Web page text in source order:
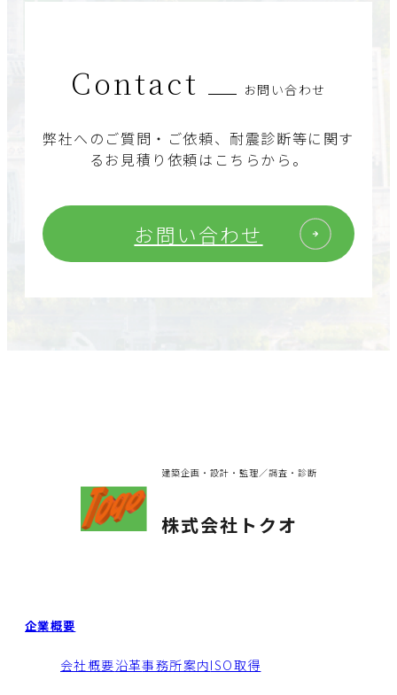
Contact お問い合わせ
弊社へのご質問・ご依頼、耐震診断等に関す
るお見積り依頼はこちらから。
お問い合わせ
建築企画・設計・監理／調査・診断
株式会社トクオ
企業概要
会社概要沿革事務所案内ISO取得